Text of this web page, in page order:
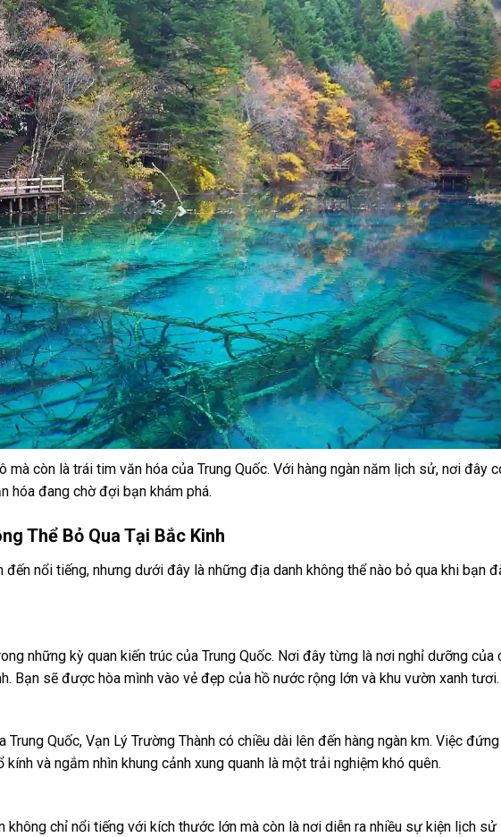
mà còn là trái tim văn hóa của Trung Quốc. Với hàng ngàn năm lịch sử, nơi đây
hóa đang chờ đợi bạn khám phá.
Thể Bỏ Qua Tại Bắc Kinh
đến nổi tiếng, nhưng dưới đây là những địa danh không thể nào bỏ qua khi bạn
những kỳ quan kiến trúc của Trung Quốc. Nơi đây từng là nơi nghỉ dưỡng của
Bạn sẽ được hòa mình vào vẻ đẹp của hồ nước rộng lớn và khu vườn xanh tươi.
Quốc, Vạn Lý Trường Thành có chiều dài lên đến hàng ngàn km. Việc đứng
và ngắm nhìn khung cảnh xung quanh là một trải nghiệm khó quên.
không chỉ nổi tiếng với kích thước lớn mà còn là nơi diễn ra nhiều sự kiện lịch sử